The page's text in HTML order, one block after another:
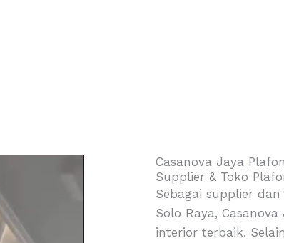
Casanova Jaya Plafon
Supplier & Toko
Sebagai supplier
Solo Raya,
interior terbaik.